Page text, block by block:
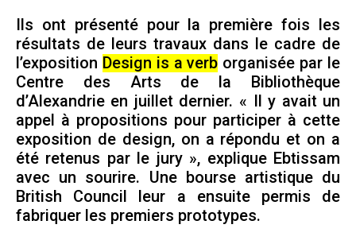
Ils ont présenté pour la première fois les
résultats de leurs travaux dans le cadre de
l’exposition Design is a verb organisée par le
Centre des Arts de la Bibliothèque
d’Alexandrie en juillet dernier. « Il y avait un
appel à propositions pour participer à cette
exposition de design, on a répondu et on a
été retenus par le jury », explique Ebtissam
avec un sourire. Une bourse artistique du
British Council leur a ensuite permis de
fabriquer les premiers prototypes.